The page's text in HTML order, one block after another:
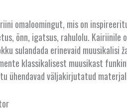
omaloomingut, mis on
õnn, igatsus, rahulolu.
sulandada erinevaid
klassikalisest muusikast
ühendavad väljakirjutatud